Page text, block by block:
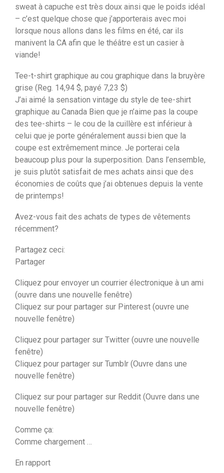
sweat à capuche est très doux ainsi que le poids idéal
– c’est quelque chose que j’apporterais avec moi
lorsque nous allons dans les films en été, car ils
manivent la CA afin que le théâtre est un casier à
viande!
Tee-t-shirt graphique au cou graphique dans la bruyère
grise (Reg. 14,94 $, payé 7,23 $)
J’ai aimé la sensation vintage du style de tee-shirt
graphique au Canada Bien que je n’aime pas la coupe
des tee-shirts – le cou de la cuillère est inférieur à
celui que je porte généralement aussi bien que la
coupe est extrêmement mince. Je porterai cela
beaucoup plus pour la superposition. Dans l’ensemble,
je suis plutôt satisfait de mes achats ainsi que des
économies de coûts que j’ai obtenues depuis la vente
de printemps!
Avez-vous fait des achats de types de vêtements
récemment?
Partagez ceci:
Partager
Cliquez pour envoyer un courrier électronique à un ami
(ouvre dans une nouvelle fenêtre)
Cliquez sur pour partager sur Pinterest (ouvre une
nouvelle fenêtre)
Cliquez pour partager sur Twitter (ouvre une nouvelle
fenêtre)
Cliquez pour partager sur Tumblr (Ouvre dans une
nouvelle fenêtre)
Cliquez sur pour partager sur Reddit (Ouvre dans une
nouvelle fenêtre)
Comme ça:
Comme chargement …
En rapport